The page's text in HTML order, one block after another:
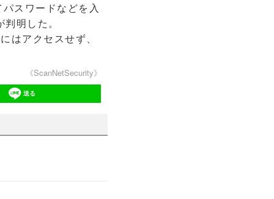
スワードなどを入
明した。
アクセスせず、
《ScanNetSecurity》
送る